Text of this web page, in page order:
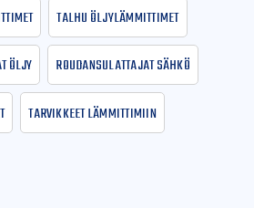
Talhu Öljylämmittimet
öljy
Roudansulattajat sähkö
Tarvikkeet lämmittimiin